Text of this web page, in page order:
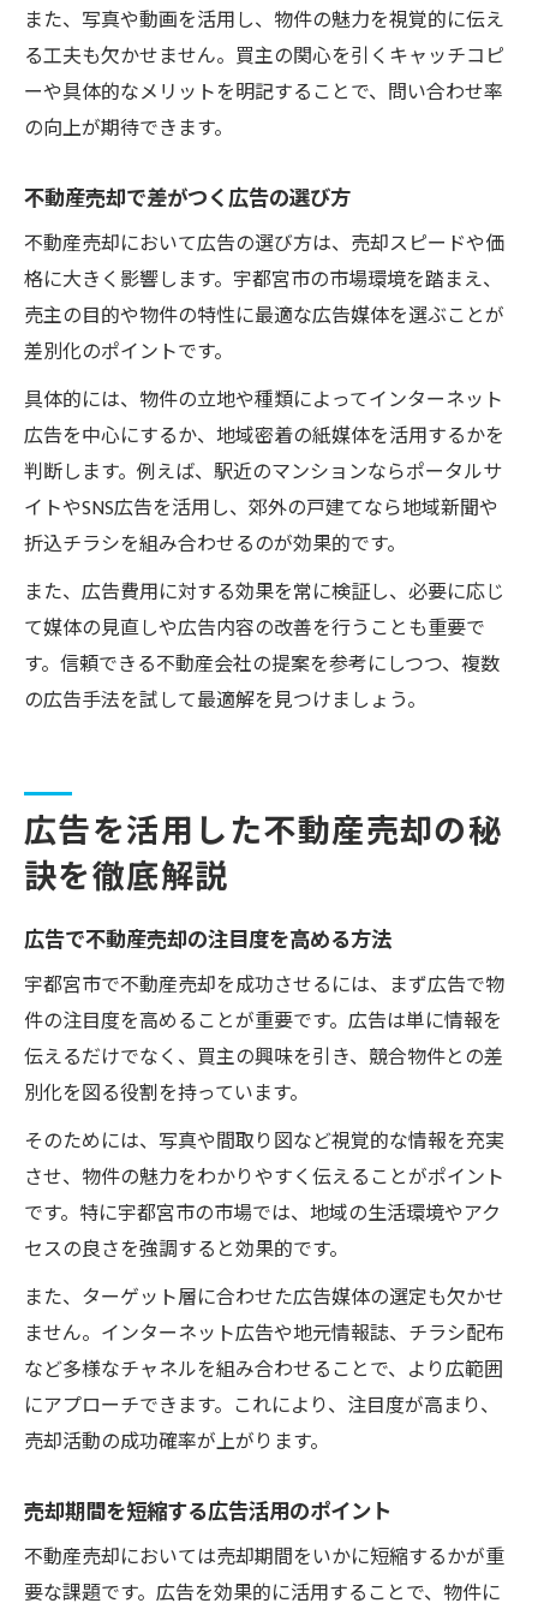
また、写真や動画を活用し、物件の魅力を視覚的に伝え
る工夫も欠かせません。買主の関心を引くキャッチコピ
ーや具体的なメリットを明記することで、問い合わせ率
の向上が期待できます。
不動産売却で差がつく広告の選び方
不動産売却において広告の選び方は、売却スピードや価
格に大きく影響します。宇都宮市の市場環境を踏まえ、
売主の目的や物件の特性に最適な広告媒体を選ぶことが
差別化のポイントです。
具体的には、物件の立地や種類によってインターネット
広告を中心にするか、地域密着の紙媒体を活用するかを
判断します。例えば、駅近のマンションならポータルサ
イトやSNS広告を活用し、郊外の戸建てなら地域新聞や
折込チラシを組み合わせるのが効果的です。
また、広告費用に対する効果を常に検証し、必要に応じ
て媒体の見直しや広告内容の改善を行うことも重要で
す。信頼できる不動産会社の提案を参考にしつつ、複数
の広告手法を試して最適解を見つけましょう。
広告を活用した不動産売却の秘
訣を徹底解説
広告で不動産売却の注目度を高める方法
宇都宮市で不動産売却を成功させるには、まず広告で物
件の注目度を高めることが重要です。広告は単に情報を
伝えるだけでなく、買主の興味を引き、競合物件との差
別化を図る役割を持っています。
そのためには、写真や間取り図など視覚的な情報を充実
させ、物件の魅力をわかりやすく伝えることがポイント
です。特に宇都宮市の市場では、地域の生活環境やアク
セスの良さを強調すると効果的です。
また、ターゲット層に合わせた広告媒体の選定も欠かせ
ません。インターネット広告や地元情報誌、チラシ配布
など多様なチャネルを組み合わせることで、より広範囲
にアプローチできます。これにより、注目度が高まり、
売却活動の成功確率が上がります。
売却期間を短縮する広告活用のポイント
不動産売却においては売却期間をいかに短縮するかが重
要な課題です。広告を効果的に活用することで、物件に